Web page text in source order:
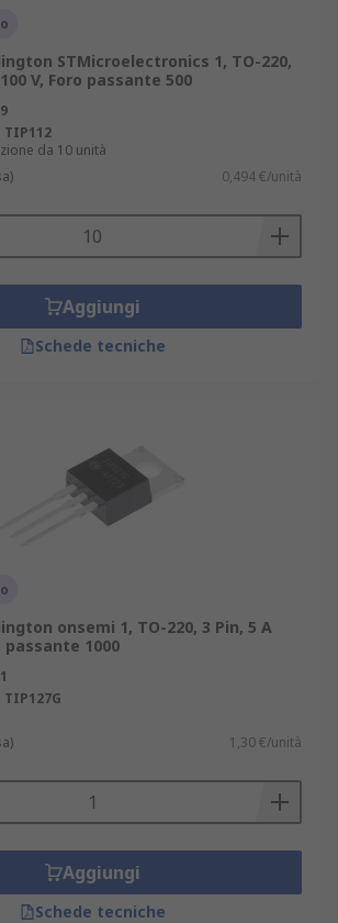
STMicroelectronics 1, TO-220,
V, Foro passante 500
TIP112
da 10 unità
0,494 €/unità
Aggiungi
Schede tecniche
onsemi 1, TO-220, 3 Pin, 5 A
passante 1000
TIP127G
1,30 €/unità
Aggiungi
Schede tecniche